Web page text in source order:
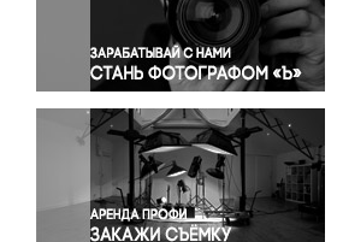
Правосудие
Происшествия и конфликты
Религия
Светская жизнь
Спорт
Экология
Экономика и бизнес